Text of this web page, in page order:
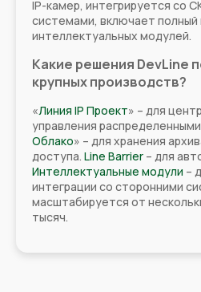
IP-камер, интегрируется со
системами, включает полный
интеллектуальных модулей.
Какие решения DevLine
крупных производств?
«Линия IP Проект» – для
управления
Облако» – для хранения
доступа. Line Barrier – для
Интеллектуальные модули –
интеграции со сторонними
масштабируется от
тысяч.